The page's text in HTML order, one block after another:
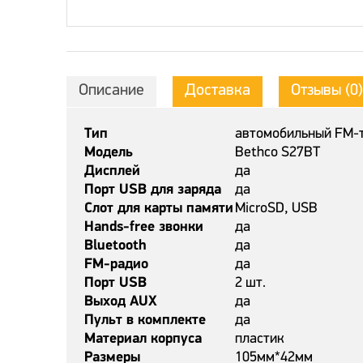
Описание Доставка Отзывы (0)
Тип
автомобильный FM-
Модель
Bethco S27BT
Дисплей
да
Порт USB для заряда
да
Слот для карты памяти MicroSD, USB
Hands-free звонки
да
Bluetooth
да
FM-радио
да
Порт USB
2 шт.
Выход AUX
да
Пульт в комплекте
да
Материал корпуса
пластик
Размеры
105мм*42мм